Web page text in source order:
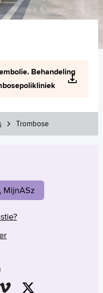
A
Behandeling
Trombose
MijnASz